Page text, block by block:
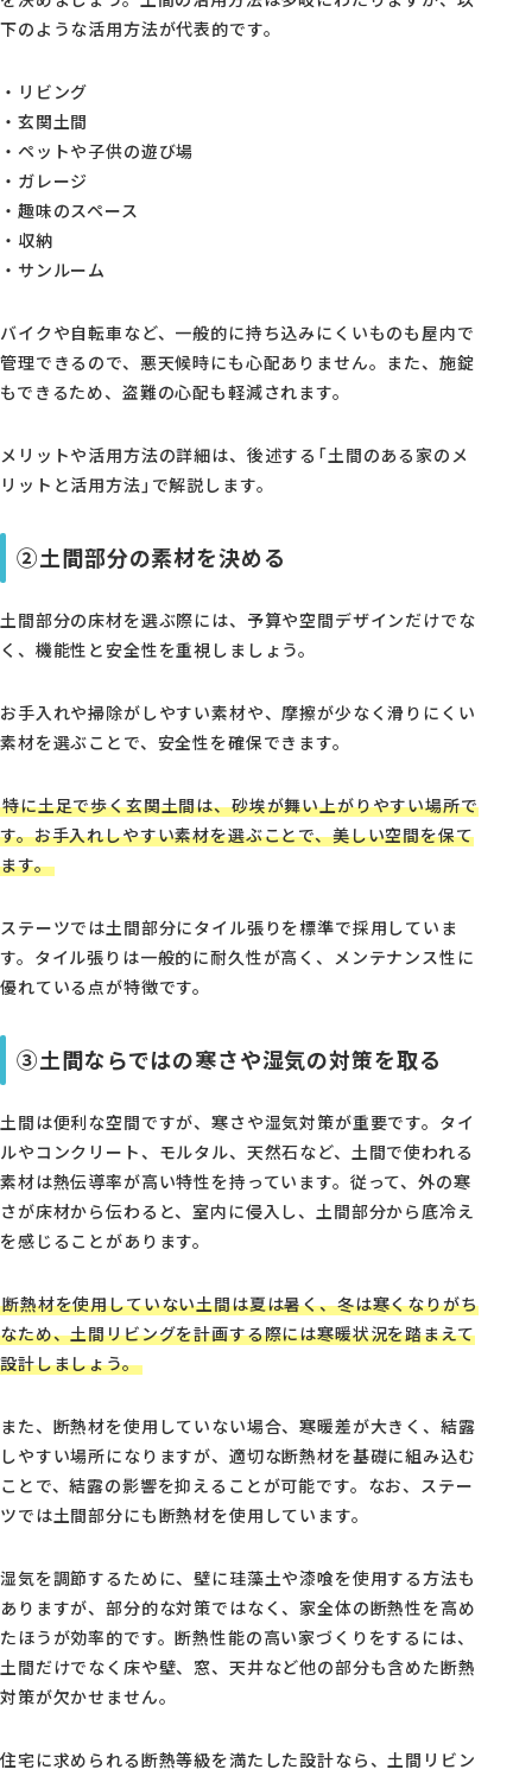
下のような活用方法が代表的です。
・リビング
・玄関土間
・ペットや子供の遊び場
・ガレージ
・趣味のスペース
・収納
・サンルーム
バイクや自転車など、一般的に持ち込みにくいものも屋内で
管理できるので、悪天候時にも心配ありません。また、施錠
もできるため、盗難の心配も軽減されます。
メリットや活用方法の詳細は、後述する「土間のある家のメ
リットと活用方法」で解説します。
②土間部分の素材を決める
土間部分の床材を選ぶ際には、予算や空間デザインだけでな
く、機能性と安全性を重視しましょう。
お手入れや掃除がしやすい素材や、摩擦が少なく滑りにくい
素材を選ぶことで、安全性を確保できます。
特に土足で歩く玄関土間は、砂埃が舞い上がりやすい場所で
す。お手入れしやすい素材を選ぶことで、美しい空間を保て
ます。
ステーツでは土間部分にタイル張りを標準で採用していま
す。タイル張りは一般的に耐久性が高く、メンテナンス性に
優れている点が特徴です。
③土間ならではの寒さや湿気の対策を取る
土間は便利な空間ですが、寒さや湿気対策が重要です。タイ
ルやコンクリート、モルタル、天然石など、土間で使われる
素材は熱伝導率が高い特性を持っています。従って、外の寒
さが床材から伝わると、室内に侵入し、土間部分から底冷え
を感じることがあります。
断熱材を使用していない土間は夏は暑く、冬は寒くなりがち
なため、土間リビングを計画する際には寒暖状況を踏まえて
設計しましょう。
また、断熱材を使用していない場合、寒暖差が大きく、結露
しやすい場所になりますが、適切な断熱材を基礎に組み込む
ことで、結露の影響を抑えることが可能です。なお、ステー
ツでは土間部分にも断熱材を使用しています。
湿気を調節するために、壁に珪藻土や漆喰を使用する方法も
ありますが、部分的な対策ではなく、家全体の断熱性を高め
たほうが効率的です。断熱性能の高い家づくりをするには、
土間だけでなく床や壁、窓、天井など他の部分も含めた断熱
対策が欠かせません。
住宅に求められる断熱等級を満たした設計なら、土間リビン